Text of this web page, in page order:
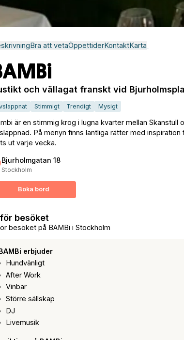
Bra att vetaÖppettiderKontaktKarta
och vällagat franskt vid
Stimmigt Trendigt Mysigt
är en stimmig krog i lugna kvarter mellan Skanstull
På menyn finns lantliga rätter med
ut varje vecka.
Bjurholmgatan 18
Stockholm
Boka bord
besöket på BAMBi i Stockholm
besöket
erbjuder
Hundvänligt
After Work
Vinbar
Större sällskap
DJ
Livemusik